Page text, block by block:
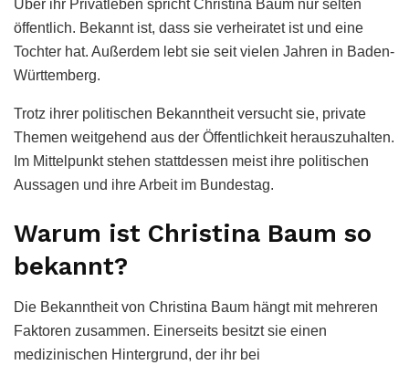
Über ihr Privatleben spricht Christina Baum nur selten
öffentlich. Bekannt ist, dass sie verheiratet ist und eine
Tochter hat. Außerdem lebt sie seit vielen Jahren in Baden-
Württemberg.
Trotz ihrer politischen Bekanntheit versucht sie, private
Themen weitgehend aus der Öffentlichkeit herauszuhalten.
Im Mittelpunkt stehen stattdessen meist ihre politischen
Aussagen und ihre Arbeit im Bundestag.
Warum ist Christina Baum so
bekannt?
Die Bekanntheit von Christina Baum hängt mit mehreren
Faktoren zusammen. Einerseits besitzt sie einen
medizinischen Hintergrund, der ihr bei